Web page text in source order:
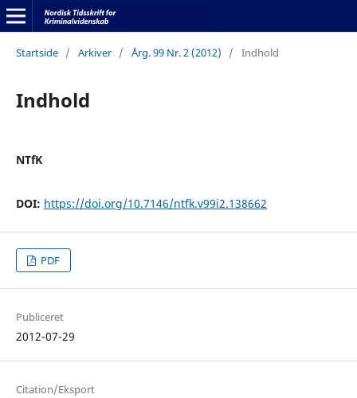
Startside / Arkiver / Årg. 99 Nr. 2 (2012) / Indhold
Indhold
NTfK
DOI: https://doi.org/10.7146/ntfk.v99i2.138662
PDF
Publiceret
2012-07-29
Citation/Eksport